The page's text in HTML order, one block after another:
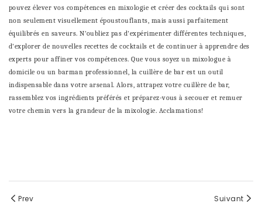
pouvez élever vos compétences en mixologie et créer des cocktails qui sont
non seulement visuellement époustouflants, mais aussi parfaitement
équilibrés en saveurs. N'oubliez pas d'expérimenter différentes techniques,
d'explorer de nouvelles recettes de cocktails et de continuer à apprendre des
experts pour affiner vos compétences. Que vous soyez un mixologue à
domicile ou un barman professionnel, la cuillère de bar est un outil
indispensable dans votre arsenal. Alors, attrapez votre cuillère de bar,
rassemblez vos ingrédients préférés et préparez-vous à secouer et remuer
votre chemin vers la grandeur de la mixologie. Acclamations!
Prev Suivant